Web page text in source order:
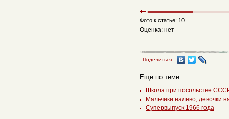
Фото к статье: 10
Оценка: нет
Поделиться
Еще по теме:
Школа при посольстве
Мальчики налево, девочки
Супервыпуск 1966 года